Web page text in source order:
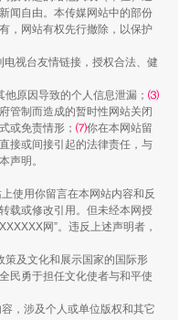
闻自由。本传媒网站中的部份
，网站有权先行撤除，以保护
视台友情链接，授权合法、健
原因导致的个人信息泄漏； ⑶
管制而造成的暂时性网站关闭
或免责情形； ⑺你在本网站留
接或间接引起的法律责任，与
声明。
使用你留言在本网站内容和反
载或修改引用。但未经本网授
网”。违反上述声明者，
策及文化和展示国家的国际形
民勇于担任文化使者与和平使
，涉及个人或单位版权和其它